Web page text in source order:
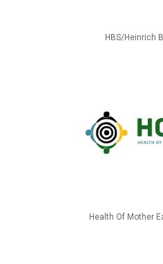
HBS/Heinrich
Health Of Mother